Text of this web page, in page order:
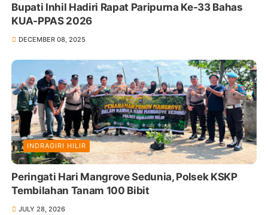
Bupati Inhil Hadiri Rapat Paripurna Ke-33 Bahas
KUA-PPAS 2026
DECEMBER 08, 2025
INDRAGIRI HILIR
Peringati Hari Mangrove Sedunia, Polsek KSKP
Tembilahan Tanam 100 Bibit
JULY 28, 2026